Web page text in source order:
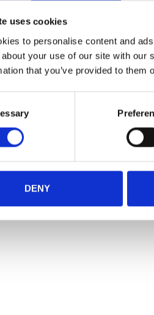
uses cookies
to personalise content and
your use of our site with
that you’ve provided to
DENY